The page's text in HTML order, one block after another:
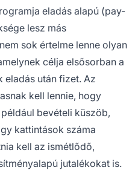
eladás alapú (pay-
lesz más
sok értelme lenne olyan
célja elsősorban a
eladás után fizet. Az
kell lennie, hogy
például bevételi küszöb,
kattintások száma
kell az ismétlődő,
jutalékokat is.